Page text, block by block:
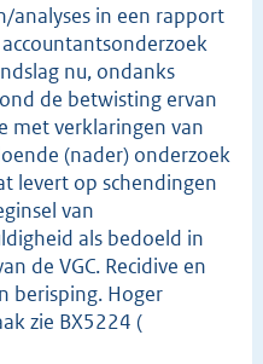
analyses in een rapport
nu, ondanks
de betwisting ervan
met verklaringen van
(nader) onderzoek
levert op schendingen
van
als bedoeld in
de VGC. Recidive en
berisping. Hoger
zie BX5224 (